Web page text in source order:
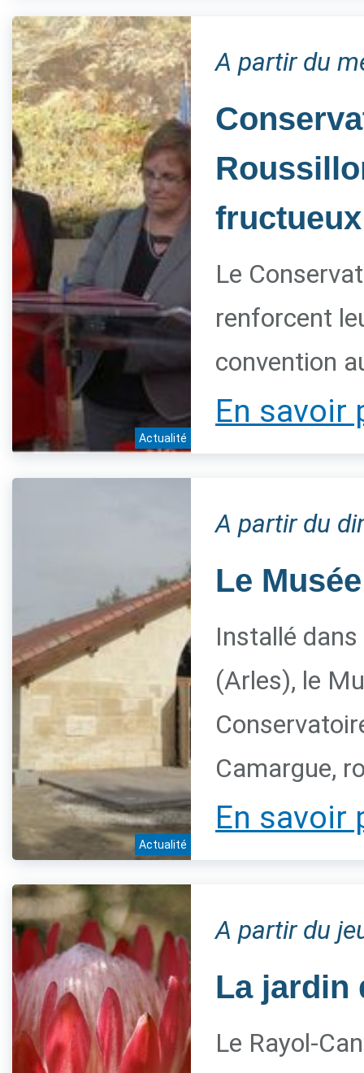
Actualité
A partir du
fructueux
Le
renforcent
convention
En savoir
Actualité
A partir du
Le
Installé dans
(Arles), le
Camargue,
En savoir
A partir du
La jardin
Le Rayol-